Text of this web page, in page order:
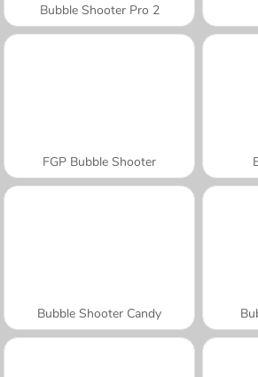
Bubble Shooter Pro 2
FGP Bubble Shooter
Bubble Shooter Candy